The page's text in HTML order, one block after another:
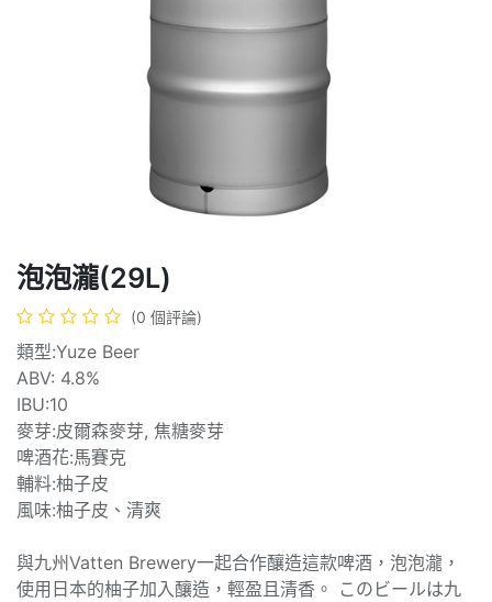
泡泡瀧(29L)
(0 個評論)
類型:Yuze Beer
ABV: 4.8%
IBU:10
麥芽:皮爾森麥芽, 焦糖麥芽
啤酒花:馬賽克
輔料:柚子皮
風味:柚子皮、清爽
與九州Vatten Brewery一起合作釀造這款啤酒，泡泡瀧，
使用日本的柚子加入釀造，輕盈且清香。 このビールは九